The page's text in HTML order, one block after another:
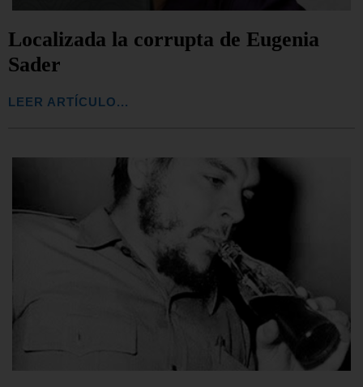
Localizada la corrupta de Eugenia
Sader
LEER ARTÍCULO...